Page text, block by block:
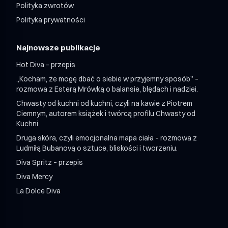
Polityka zwrotów
Polityka prywatności
Najnowsze publikacje
Hot Diva – przepis
„Kocham, że mogę dbać o siebie w przyjemny sposób” –
rozmowa z Esterą Mrówką o balansie, błędach i nadziei.
Chwasty od kuchni od kuchni, czyli na kawie z Piotrem
Ciemnym, autorem książek i twórcą profilu Chwasty od
Kuchni
Druga skóra, czyli emocjonalna mapa ciała – rozmowa z
Ludmiłą Bubanovą o sztuce, bliskości i tworzeniu.
Diva Spritz – przepis
Diva Mercy
La Dolce Diva